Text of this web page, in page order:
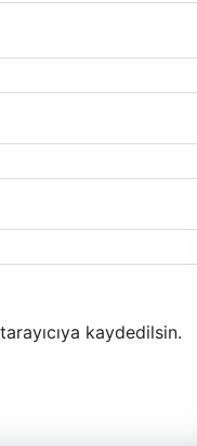
kaydedilsin.